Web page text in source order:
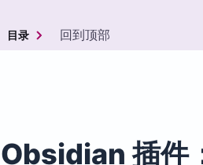
目录 回到顶部
Obsidian 插件